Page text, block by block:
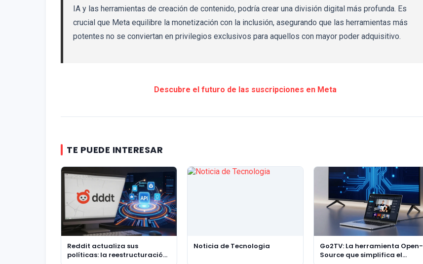
IA y las herramientas de creación de contenido, podría crear una división digital más profunda. Es
crucial que Meta equilibre la monetización con la inclusión, asegurando que las herramientas más
potentes no se conviertan en privilegios exclusivos para aquellos con mayor poder adquisitivo.
Descubre el futuro de las suscripciones en Meta
TE PUEDE INTERESAR
Reddit actualiza sus
políticas: la reestructuración
Noticia de Tecnologia
Go2TV: La herramienta Open-
Source que simplifica el